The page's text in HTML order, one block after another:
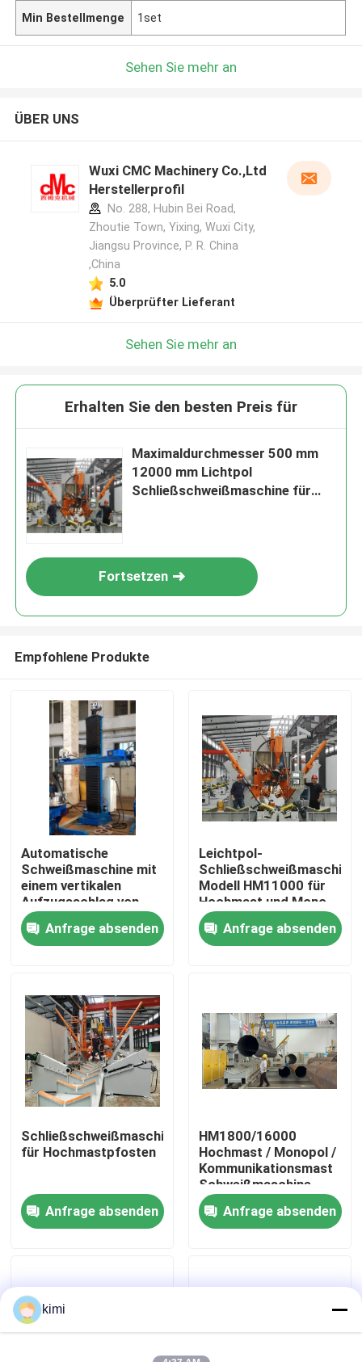
Zu Hause
Produkte
Über uns
Werksbesichtigung
Qualitätskontrolle
Kontakt
Neuigkeiten
Angebot anfordern
Bremse hydraulischer Presse cnc
Min Bestellmenge 1set
Sehen Sie mehr an
ÜBER UNS
Wuxi CMC Machinery Co.,Ltd
Herstellerprofil
No. 288, Hubin Bei Road,
Zhoutie Town, Yixing, Wuxi City,
Jiangsu Province, P. R. China
,China
5.0
Überprüfter Lieferant
Sehen Sie mehr an
Erhalten Sie den besten Preis für
Maximaldurchmesser 500 mm
12000 mm Lichtpol
Schließschweißmaschine für
Fortsetzen
Empfohlene Produkte
Automatische
Schweißmaschine mit
einem vertikalen
Aufzugsschlag von
4000 mm und einem
Durchmesser von 700-
4000 Φ mm für das
Anfrage absenden
Leichtpol-
Schließschweißmaschine
Modell HM11000 für
Hochmast und Mono-
Pol
Anfrage absenden
Schließschweißmaschine
für Hochmastpfosten
Anfrage absenden
HM1800/16000
Hochmast / Monopol /
Kommunikationsmast
Schweißmaschine
Anfrage absenden
kimi